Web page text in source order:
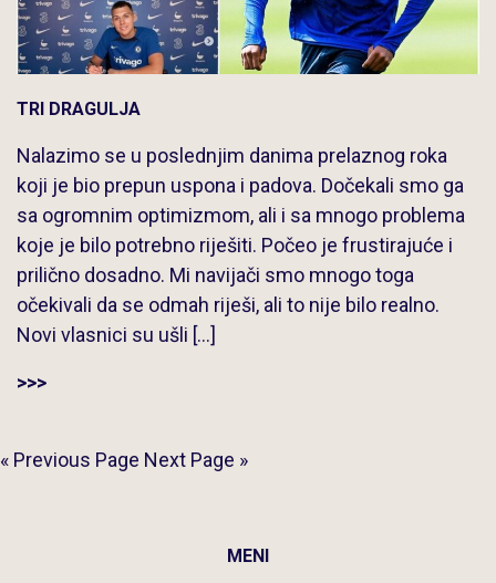
TRI DRAGULJA
Nalazimo se u poslednjim danima prelaznog roka
koji je bio prepun uspona i padova. Dočekali smo ga
sa ogromnim optimizmom, ali i sa mnogo problema
koje je bilo potrebno riješiti. Počeo je frustirajuće i
prilično dosadno. Mi navijači smo mnogo toga
očekivali da se odmah riješi, ali to nije bilo realno.
Novi vlasnici su ušli […]
>>>
« Previous Page Next Page »
MENI